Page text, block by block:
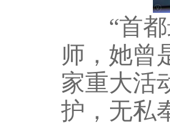
“首都
师，她曾
家重大活
护，无私